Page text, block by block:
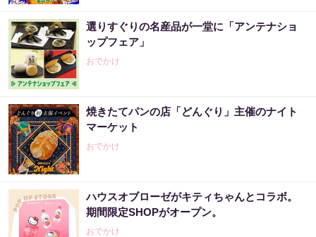
選りすぐりの名産品が一堂に「アンテナショ
ップフェア」
おでかけ
焼きたてパンの店「どんぐり」主催のナイト
マーケット
おでかけ
ハウスオブローゼがキティちゃんとコラボ。
期間限定SHOPがオープン。
おでかけ